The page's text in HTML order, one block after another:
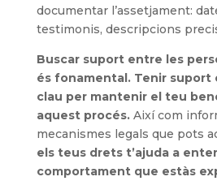
documentar l’assetjament:
testimonis, descripcions
Buscar suport entre les
és fonamental. Tenir suport
clau per mantenir el teu
aquest procés.Així com
mecanismes legals que pots
els teus drets t’ajuda a
comportament que estàs